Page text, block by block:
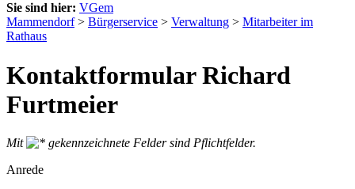
Sie sind hier: VGem
Mammendorf> Bürgerservice > Verwaltung > Mitarbeiter im
Rathaus
Kontaktformular Richard
Furtmeier
Mit
gekennzeichnete Felder sind Pflichtfelder.
Anrede